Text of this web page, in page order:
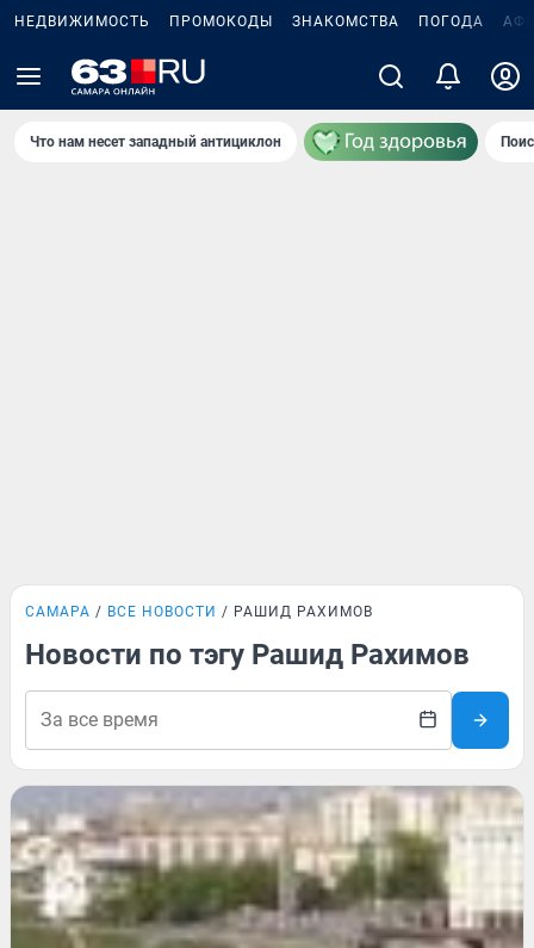
НЕДВИЖИМОСТЬ ПРОМОКОДЫ ЗНАКОМСТВА ПОГОДА
Что нам несет западный антициклон
САМАРА ВСЕ НОВОСТИ РАШИД РАХИМОВ
Новости по тэгу Рашид Рахимов